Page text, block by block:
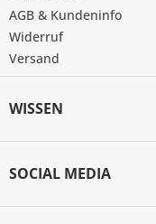
AGB & Kundeninfo
Widerruf
Versand
WISSEN
SOCIAL MEDIA